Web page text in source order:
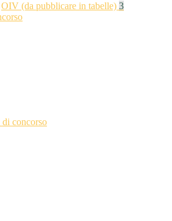
OIV (da pubblicare in tabelle) 3
concorso